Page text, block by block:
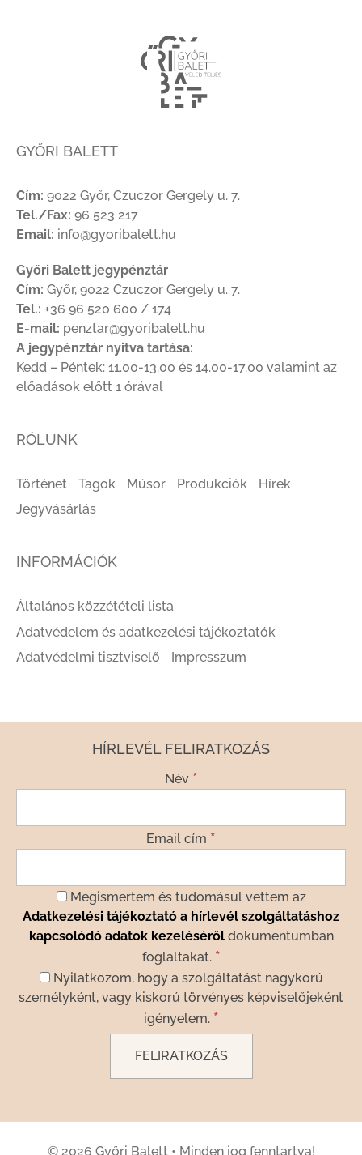
GYŐRI BALETT
Cím: 9022 Győr, Czuczor Gergely u. 7.
Tel./Fax: 96 523 217
Email: info@gyoribalett.hu
Győri Balett jegypénztár
Cím: Győr, 9022 Czuczor Gergely u. 7.
Tel.: +36 96 520 600 / 174
E-mail: penztar@gyoribalett.hu
A jegypénztár nyitva tartása:
Kedd – Péntek: 11.00-13.00 és 14.00-17.00 valamint az
előadások előtt 1 órával
RÓLUNK
Történet Tagok Műsor Produkciók
Hírek
Jegyvásárlás
INFORMÁCIÓK
Általános közzétételi lista
Adatvédelem és adatkezelési tájékoztatók
Adatvédelmi tisztviselő
Impresszum
HÍRLEVÉL FELIRATKOZÁS
Név *
Email cím *
Megismertem és tudomásul vettem az
Adatkezelési tájékoztató a hírlevél szolgáltatáshoz
kapcsolódó adatok kezelésérőldokumentumban
foglaltakat. *
Nyilatkozom, hogy a szolgáltatást nagykorú
személyként, vagy kiskorú törvényes képviselőjeként
igényelem. *
© 2026 Győri Balett • Minden jog fenntartva!